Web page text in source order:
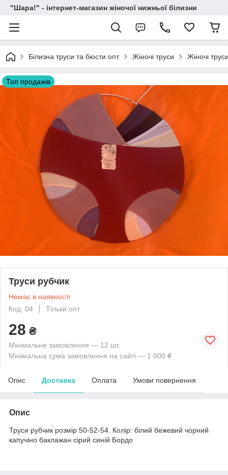
"Шара!" - інтернет-магазин жіночої нижньої білизни
Білизна труси та бюсти опт Жіночі труси Жіночі
Топ продажів
Труси рубчик
Немає в наявності
Код: 04
Тільки опт
28 ₴
Мінімальне замовлення — 12 шт.
Мінімальна сума замовлення на сайті — 1 000 ₴
Опис Доставка Оплата Умови повернення
Опис
Труси рубчик розмір 50-52-54. Колір: білий бежевий чорний
капучіно баклажан сірий синій Бордо